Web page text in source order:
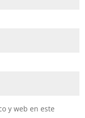
y web en este